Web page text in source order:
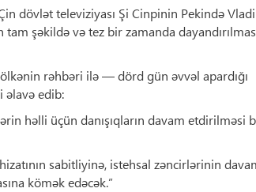
dövlət televiziyası Şi Cinpinin Pekində
şəkildə və tez bir zamanda
rəhbəri ilə — dörd gün əvvəl apardığı
əlavə edib:
həlli üçün danışıqların davam etdirilməsi
sabitliyinə, istehsal zəncirlərinin
kömək edəcək.”